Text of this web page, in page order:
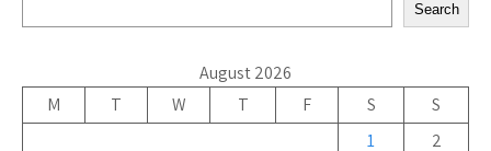
Search
August 2026
M
T W T F S
S
1
2